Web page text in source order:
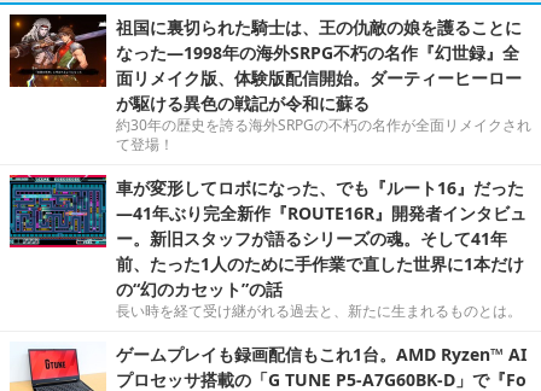
祖国に裏切られた騎士は、王の仇敵の娘を護ることに
なった―1998年の海外SRPG不朽の名作『幻世録』全
面リメイク版、体験版配信開始。ダーティーヒーロー
が駆ける異色の戦記が令和に蘇る
約30年の歴史を誇る海外SRPGの不朽の名作が全面リメイクされ
て登場！
車が変形してロボになった、でも『ルート16』だった
―41年ぶり完全新作『ROUTE16R』開発者インタビュ
ー。新旧スタッフが語るシリーズの魂。そして41年
前、たった1人のために手作業で直した世界に1本だけ
の“幻のカセット”の話
長い時を経て受け継がれる過去と、新たに生まれるものとは。
ゲームプレイも録画配信もこれ1台。AMD Ryzen™ AI
プロセッサ搭載の「G TUNE P5-A7G60BK-D」で『Fo